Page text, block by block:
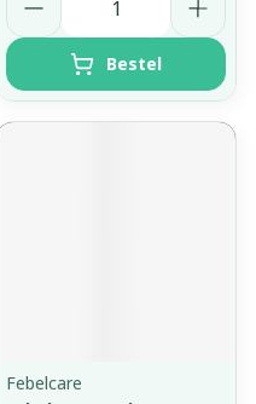
Bestel
Febelcare